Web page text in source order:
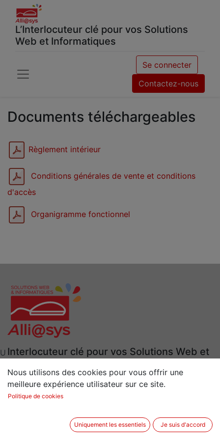
L’Interlocuteur clé pour vos Solutions
Web et Informatiques
Se connecter
Contactez-nous
Documents téléchargeables
Règlement intérieur
Conditions générales de vente et conditions
d'accès
Organigramme fonctionnel
Interlocuteur clé pour vos Solutions Web et
Situé à 15 min de Rennes (35) en Bretagne
2 rue de la Sénestrais
U
Nous utilisons des cookies pour vous offrir une
meilleure expérience utilisateur sur ce site.
Politique de cookies
Uniquement les essentiels Je suis d'accord